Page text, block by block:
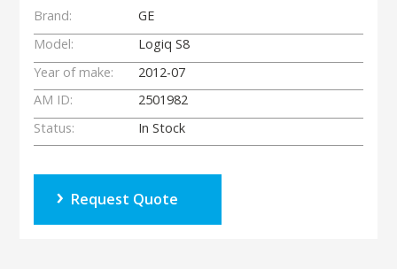
Brand:
GE
Model:
Logiq S8
Year of make:
2012-07
AM ID:
2501982
Status:
In Stock
Request Quote